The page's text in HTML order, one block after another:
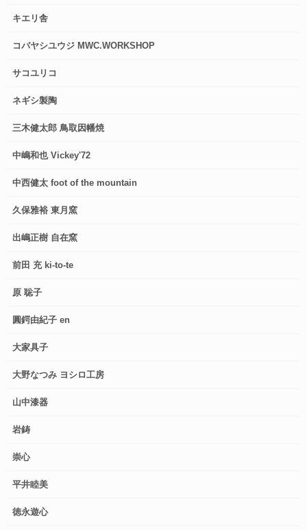
キエリ舎
コバヤシユウジ MWC.WORKSHOP
サコユリコ
ネギシ製陶
三木健太郎 鳥取因幡焼
中嶋和也 Vickey'72
中西健太 foot of the mountain
久保雅裕 東月窯
出嶋正樹 自在窯
前田 充 ki-to-te
原 聡子
圓鍔由紀子 en
大家具子
大野なつみ ヨシロ工房
山中漆器
岩鋳
崇心
平井睦美
徳永遊心